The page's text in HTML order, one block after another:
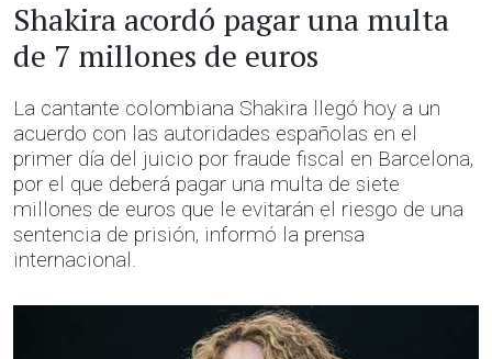
Shakira acordó pagar una multa
de 7 millones de euros
La cantante colombiana Shakira llegó hoy a un
acuerdo con las autoridades españolas en el
primer día del juicio por fraude fiscal en Barcelona,
por el que deberá pagar una multa de siete
millones de euros que le evitarán el riesgo de una
sentencia de prisión, informó la prensa
internacional.